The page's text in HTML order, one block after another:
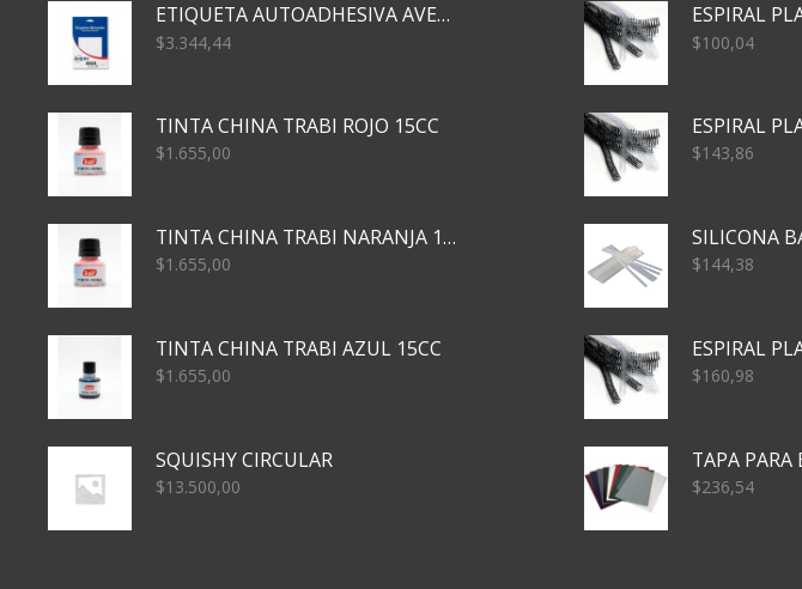
ETIQUETA AUTOADHESIVA AVERY 3026 30H 20 X 70
$3.344,44
TINTA CHINA TRABI ROJO 15CC
$1.655,00
TINTA CHINA TRABI NARANJA 15CC
$1.655,00
TINTA CHINA TRABI AZUL 15CC
$1.655,00
SQUISHY CIRCULAR
$13.500,00
$100,04
$143,86
$144,38
$160,98
$236,54